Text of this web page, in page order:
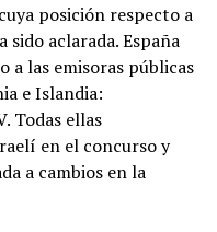
posición respecto a
aclarada. España
a las emisoras públicas
e Islandia:
Todas ellas
en el concurso y
a cambios en la